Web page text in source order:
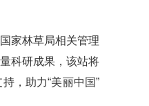
家林草局相关管理
科研成果，该站将
，助力“美丽中国”